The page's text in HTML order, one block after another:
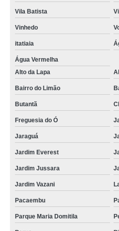
Vila Batista
Vinhedo
itatiaia
Água Vermelha
Alto da Lapa
Bairro do Limão
Butantã
Freguesia do Ó
Jaraguá
Jardim Everest
Jardim Jussara
Jardim Vazani
Pacaembu
Parque Maria Domitila